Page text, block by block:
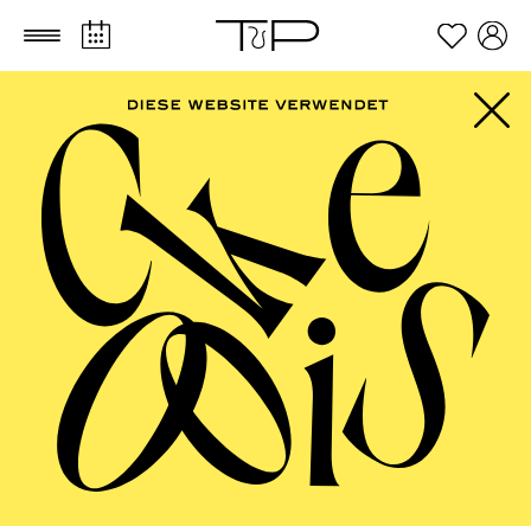
Zum Hauptinhalt springen Zum Footer springen
FILTER
SEPTEMBER 2026
PHILHARMONIE ESSEN
Freitag
04.09.2026
20:00 - 23:00
Alfried Krupp Saal